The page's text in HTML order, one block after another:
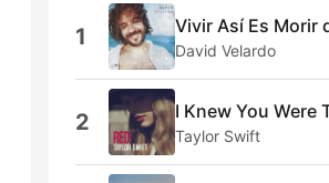
1 Vivir Así Es Morir
David Velardo
2 I Knew You Were
Taylor Swift